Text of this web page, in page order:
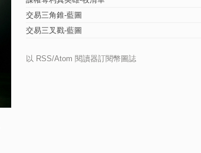
交易三角錐-藍圖
交易三叉戳-藍圖
以 RSS/Atom 閱讀器訂閱幣圖誌